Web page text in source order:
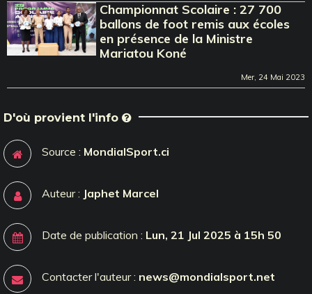
Championnat Scolaire : 27 700
ballons de foot remis aux écoles
en présence de la Ministre
Mariatou Koné
Mer, 24 Mai 2023
D'où provient l'info
Source : MondialSport.ci
Auteur : Japhet Marcel
Date de publication : Lun, 21 Jul 2025 à 15h 50
Contacter l'auteur : news@mondialsport.net